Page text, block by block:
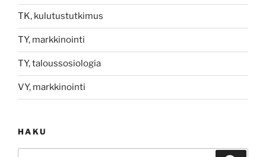
TK, kulutustutkimus
TY, markkinointi
TY, taloussosiologia
VY, markkinointi
HAKU